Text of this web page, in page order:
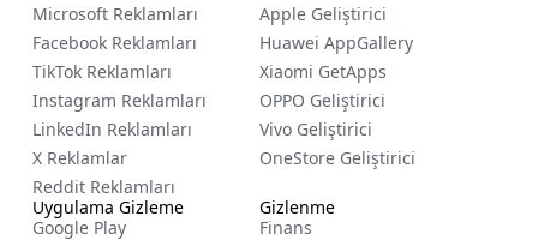
Microsoft Reklamları
Facebook Reklamları
TikTok Reklamları
Instagram Reklamları
LinkedIn Reklamları
X Reklamlar
Reddit Reklamları
Gizlenme
Finans
Apple Geliştirici
Huawei AppGallery
Xiaomi GetApps
OPPO Geliştirici
Vivo Geliştirici
OneStore Geliştirici
Uygulama Gizleme
Google Play